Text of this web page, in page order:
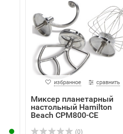
избранное сравнить
Миксер планетарный
настольный Hamilton
Beach CPM800-CE
(0)